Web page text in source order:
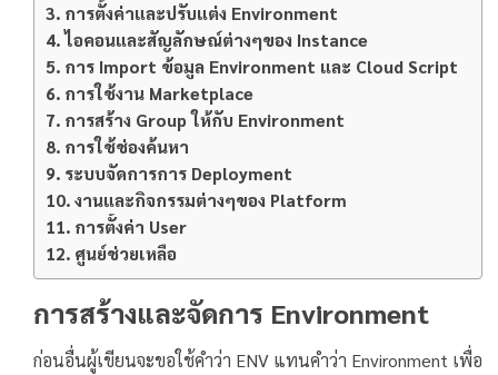
การตั้งค่าและปรับแต่ง Environment
ไอคอนและสัญลักษณ์ต่างๆของ Instance
การ Import ข้อมูล Environment และ Cloud Script
การใช้งาน Marketplace
การสร้าง Group ให้กับ Environment
การใช้ช่องค้นหา
ระบบจัดการการ Deployment
งานและกิจกรรมต่างๆของ Platform
การตั้งค่า User
ศูนย์ช่วยเหลือ
การสร้างและจัดการ Environment
ก่อนอื่นผู้เขียนจะขอใช้คำว่า ENV แทนคำว่า Environment เพื่อ